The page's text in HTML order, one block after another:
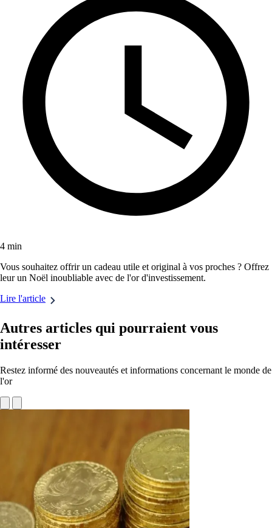
4 min
Vous souhaitez offrir un cadeau utile et original à vos proches ? Offrez
leur un Noël inoubliable avec de l'or d'investissement.
Lire l'article
Autres articles qui pourraient vous
intéresser
Restez informé des nouveautés et informations concernant le monde de
l'or